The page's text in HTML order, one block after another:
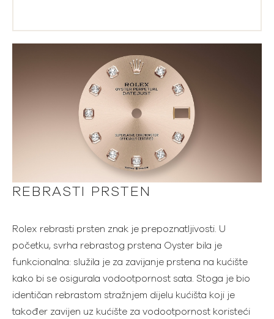
REBRASTI PRSTEN
Rolex rebrasti prsten znak je prepoznatljivosti. U
početku, svrha rebrastog prstena Oyster bila je
funkcionalna: služila je za zavijanje prstena na kućište
kako bi se osigurala vodootpornost sata. Stoga je bio
identičan rebrastom stražnjem dijelu kućišta koji je
također zavijen uz kućište za vodootpornost koristeći